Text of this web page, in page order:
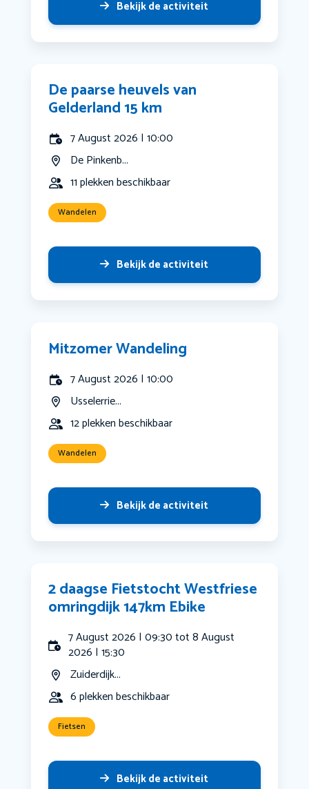
Bekijk de activiteit
De paarse heuvels van
Gelderland 15 km
7 August 2026 | 10:00
De Pinkenb...
11 plekken beschikbaar
Wandelen
Bekijk de activiteit
Mitzomer Wandeling
7 August 2026 | 10:00
Usselerrie...
12 plekken beschikbaar
Wandelen
Bekijk de activiteit
2 daagse Fietstocht Westfriese
omringdijk 147km Ebike
7 August 2026 | 09:30 tot 8 August
2026 | 15:30
Zuiderdijk...
6 plekken beschikbaar
Fietsen
Bekijk de activiteit